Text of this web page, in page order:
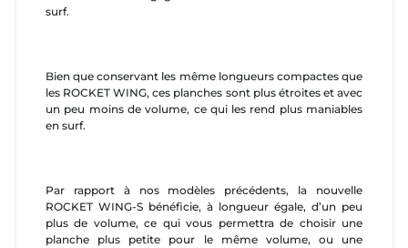
surf.
Bien que conservant les même longueurs compactes que
les ROCKET WING, ces planches sont plus étroites et avec
un peu moins de volume, ce qui les rend plus maniables
en surf.
Par rapport à nos modèles précédents, la nouvelle
ROCKET WING-S bénéficie, à longueur égale, d’un peu
plus de volume, ce qui vous permettra de choisir une
planche plus petite pour le même volume, ou une